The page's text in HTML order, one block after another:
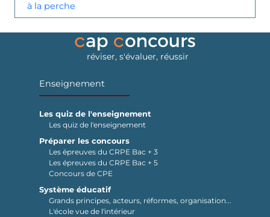
à la perche
réviser, s'évaluer, réussir
Enseignement
Les quiz de l'enseignement
Les quiz de l'enseignement
Préparer les concours
Les épreuves du CRPE Bac + 3
Les épreuves du CRPE Bac + 5
Concours de CPE
Système éducatif
Grands principes, acteurs, réformes, organisation...
L'école vue de l'intérieur